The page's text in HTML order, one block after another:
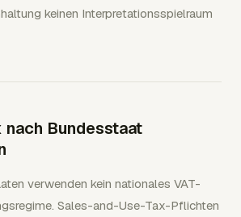
keinen Interpretationsspielraum
nach Bundesstaat
verwenden kein nationales VAT-
Sales-and-Use-Tax-Pflichten